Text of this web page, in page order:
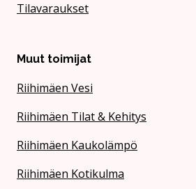
Tilavaraukset
Muut toimijat
Riihimäen Vesi
Riihimäen Tilat & Kehitys
Riihimäen Kaukolämpö
Riihimäen Kotikulma